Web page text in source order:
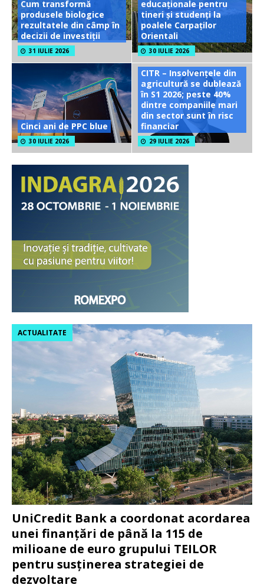
Cum transformă
produsele biologice
rezultatele din câmp în
decizii de investiții
31 IULIE 2026
educaționale pentru
tineri și studenți la
poalele Carpaților
Orientali
30 IULIE 2026
Cinci ani de PPC blue
30 IULIE 2026
CITR – Insolvențele din
agricultură se dublează
în S1 2026; peste 40%
dintre companiile mari
din sector sunt în risc
financiar
29 IULIE 2026
UniCredit Bank a coordonat acordarea
unei finanțări de până la 115 de
milioane de euro grupului TEILOR
pentru susținerea strategiei de
dezvoltare
ACTUALITATE